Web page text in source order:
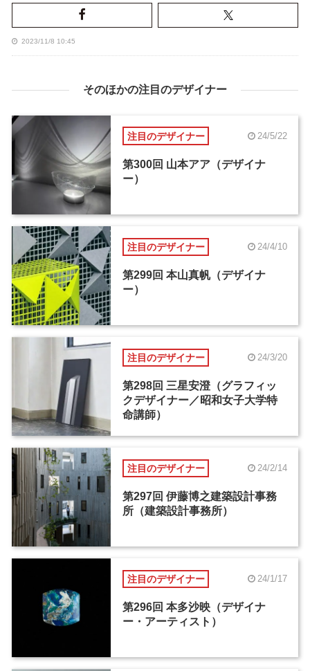
2023/11/8 10:45
そのほかの注目のデザイナー
注目のデザイナー 24/5/22
第300回 山本アア（デザイナ
ー）
注目のデザイナー 24/4/10
第299回 本山真帆（デザイナ
ー）
注目のデザイナー 24/3/20
第298回 三星安澄（グラフィッ
クデザイナー／昭和女子大学特
命講師）
注目のデザイナー 24/2/14
第297回 伊藤博之建築設計事務
所（建築設計事務所）
注目のデザイナー 24/1/17
第296回 本多沙映（デザイナ
ー・アーティスト）